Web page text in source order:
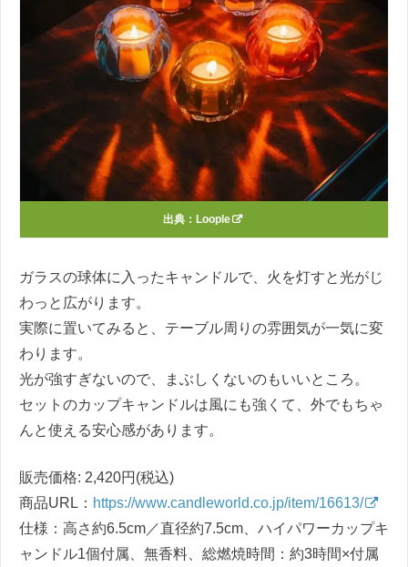
出典： Loople
ガラスの球体に入ったキャンドルで、火を灯すと光がじ
わっと広がります。
実際に置いてみると、テーブル周りの雰囲気が一気に変
わります。
光が強すぎないので、まぶしくないのもいいところ。
セットのカップキャンドルは風にも強くて、外でもちゃ
んと使える安心感があります。
販売価格: 2,420円(税込)
商品URL： https://www.candleworld.co.jp/item/16613/
仕様：高さ約6.5cm／直径約7.5cm、ハイパワーカップキ
ャンドル1個付属、無香料、総燃焼時間：約3時間×付属